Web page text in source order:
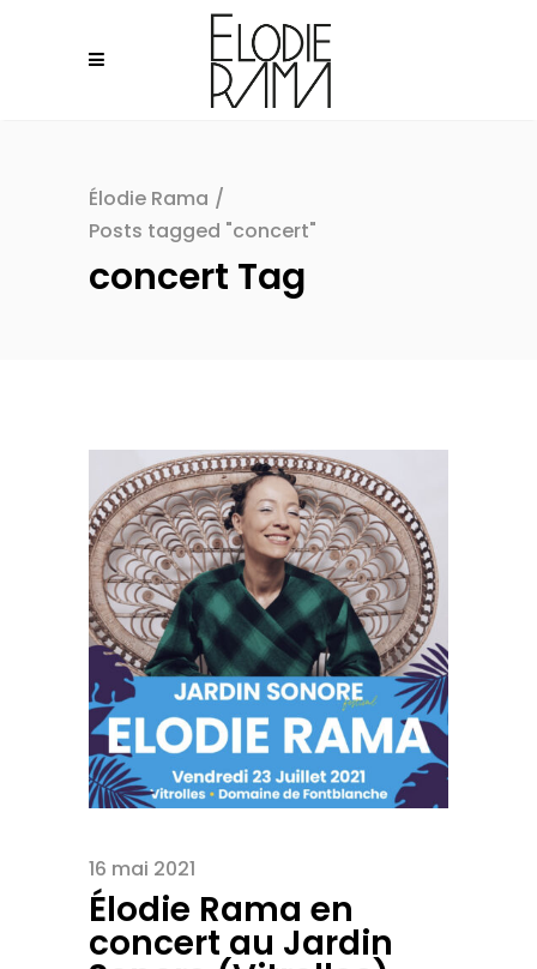
Élodie Rama /
Posts tagged "concert"
concert Tag
16 mai 2021
Élodie Rama en
concert au Jardin